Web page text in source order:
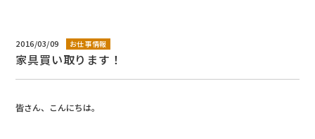
新着情報
2016/03/09 お仕事情報
家具買い取ります！
皆さん、こんにちは。